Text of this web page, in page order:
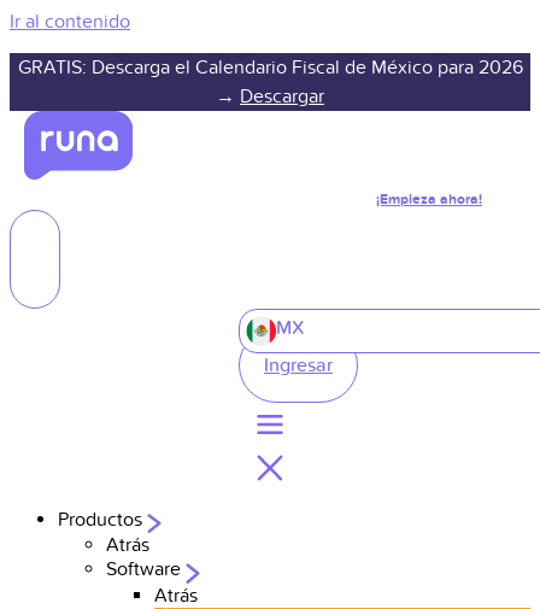
Ir al contenido
GRATIS: Descarga el Calendario Fiscal de México para 2026
→ Descargar
¡Empieza ahora!
MX
Ingresar
Productos
Atrás
Software
Atrás